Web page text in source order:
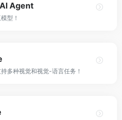
Agent
型！
多种视觉和视觉-语言任务！